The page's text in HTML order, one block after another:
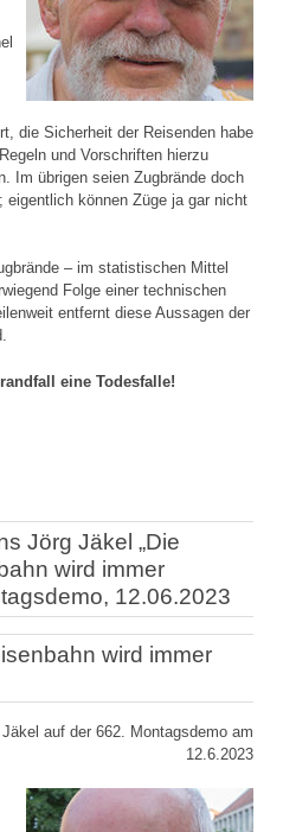
die Sicherheit der Reisenden habe
und Vorschriften hierzu
Im übrigen seien Zugbrände doch
können Züge ja gar nicht
– im statistischen Mittel
Folge einer technischen
entfernt diese Aussagen der
eine Todesfalle!
Jörg Jäkel „Die
wird immer
12.06.2023
wird immer
auf der 662. Montagsdemo am
12.6.2023